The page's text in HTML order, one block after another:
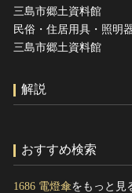
三島市郷土資料館
民俗・住居用具・照明
三島市郷土資料館
解説
おすすめ検索
1686 電燈傘をもっと見